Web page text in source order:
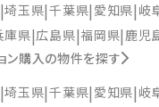
埼玉県 千葉県 愛知県 岐
庫県 広島県 福岡県 鹿児
ン購入の物件を探す
埼玉県 千葉県 愛知県 岐